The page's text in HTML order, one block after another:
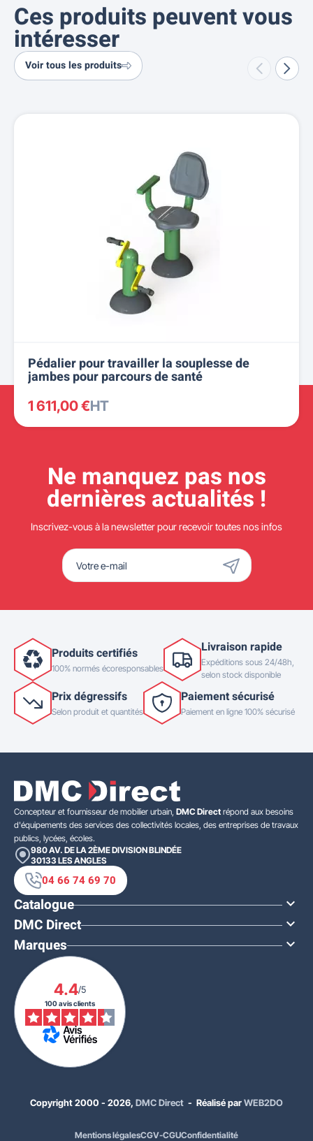
Ces produits peuvent vous
intéresser
Voir tous les produits
Pédalier pour travailler la souplesse de
jambes pour parcours de santé
1 611,00 €HT
Ne manquez pas nos
dernières actualités !
Inscrivez-vous à la newsletter pour recevoir toutes nos infos
Produits certifiés
100% normés écoresponsables
Livraison rapide
Expéditions sous 24/48h,
selon stock disponible
Prix dégressifs
Selon produit et quantités
Paiement sécurisé
Paiement en ligne 100% sécurisé
Concepteur et fournisseur de mobilier urbain, DMC Direct répond aux besoins
d'équipements des services des collectivités locales, des entreprises de travaux
publics, lycées, écoles.
980 AV. DE LA 2ÈME DIVISION BLINDÉE
30133 LES ANGLES
04 66 74 69 70
Catalogue 
DMC Direct 
Marques 
4.4/5
100 avis clients
Copyright 2000 - 2026, DMC Direct - Réalisé parWEB2DO
Mentions légalesCGV-CGUConfidentialité